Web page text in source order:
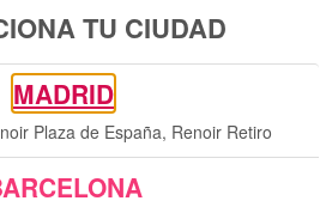
TU CIUDAD
MADRID
Plaza de España, Renoir Retiro